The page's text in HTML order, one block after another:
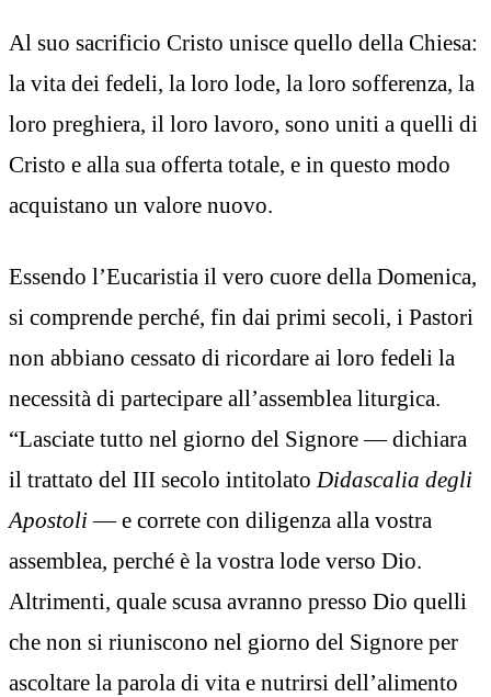
Al suo sacrificio Cristo unisce quello della Chiesa:
la vita dei fedeli, la loro lode, la loro sofferenza, la
loro preghiera, il loro lavoro, sono uniti a quelli di
Cristo e alla sua offerta totale, e in questo modo
acquistano un valore nuovo.
Essendo l’Eucaristia il vero cuore della Domenica,
si comprende perché, fin dai primi secoli, i Pastori
non abbiano cessato di ricordare ai loro fedeli la
necessità di partecipare all’assemblea liturgica.
“Lasciate tutto nel giorno del Signore — dichiara
il trattato del III secolo intitolato Didascalia degli
Apostoli— e correte con diligenza alla vostra
assemblea, perché è la vostra lode verso Dio.
Altrimenti, quale scusa avranno presso Dio quelli
che non si riuniscono nel giorno del Signore per
ascoltare la parola di vita e nutrirsi dell’alimento